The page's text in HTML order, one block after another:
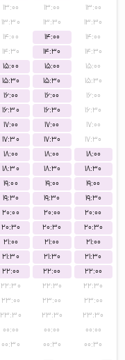
۱۳:۰۰
۱۳:۳۰
۱۴:۰۰
۱۴:۳۰
۱۵:۰۰
۱۵:۳۰
۱۶:۰۰
۱۶:۳۰
۱۷:۰۰
۱۷:۳۰
۱۸:۰۰
۱۸:۳۰
۱۹:۰۰
۱۹:۳۰
۲۰:۰۰
۲۰:۳۰
۲۱:۰۰
۲۱:۳۰
۲۲:۰۰
۲۲:۳۰
۲۳:۰۰
۲۳:۳۰
۰۰:۰۰
۰۰:۳۰
۱۳:۰۰
۱۳:۳۰
۱۴:۰۰
۱۴:۳۰
۱۵:۰۰
۱۵:۳۰
۱۶:۰۰
۱۶:۳۰
۱۷:۰۰
۱۷:۳۰
۱۸:۰۰
۱۸:۳۰
۱۹:۰۰
۱۹:۳۰
۲۰:۰۰
۲۰:۳۰
۲۱:۰۰
۲۱:۳۰
۲۲:۰۰
۲۲:۳۰
۲۳:۰۰
۲۳:۳۰
۰۰:۰۰
۰۰:۳۰
۱۳:۰۰
۱۳:۳۰
۱۴:۰۰
۱۴:۳۰
۱۵:۰۰
۱۵:۳۰
۱۶:۰۰
۱۶:۳۰
۱۷:۰۰
۱۷:۳۰
۱۸:۰۰
۱۸:۳۰
۱۹:۰۰
۱۹:۳۰
۲۰:۰۰
۲۰:۳۰
۲۱:۰۰
۲۱:۳۰
۲۲:۰۰
۲۲:۳۰
۲۳:۰۰
۲۳:۳۰
۰۰:۰۰
۰۰:۳۰